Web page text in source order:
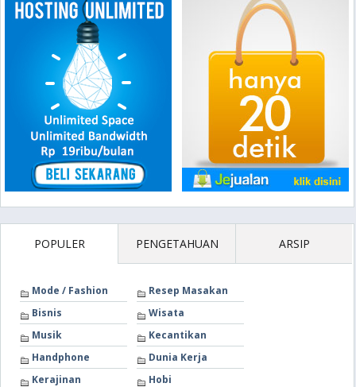
POPULER PENGETAHUAN ARSIP
Mode / Fashion
Resep Masakan
Bisnis
Wisata
Musik
Kecantikan
Handphone
Dunia Kerja
Kerajinan
Hobi